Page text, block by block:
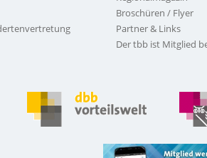
Broschüren / Flyer
Partner & Links
Der tbb ist Mitglied